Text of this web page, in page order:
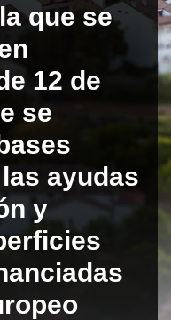
que se
12 de
se
ayudas
y